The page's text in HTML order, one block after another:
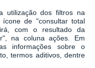
utilização dos filtros na
de "consultar total
com o resultado da
na coluna ações. Em
informações sobre o
termos aditivos, dentre